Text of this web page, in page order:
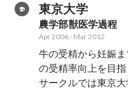
東京大学
農学部獣医学過程
Apr 2006- Mar 2012
牛の受精から妊娠
の受精率向上を目指
サークルでは東京